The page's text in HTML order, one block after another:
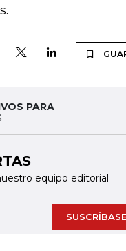
PARA
equipo editorial